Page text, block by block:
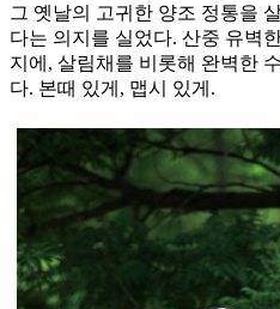
그 옛날의 고귀한 양조 정통을
다는 의지를 실었다. 산중 유벽
지에, 살림채를 비롯해 완벽한
다. 본때 있게, 맵시 있게.